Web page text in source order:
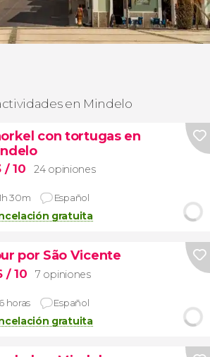
en Mindelo
con tortugas en
/ 10 24 opiniones
30m Español
gratuita
por São Vicente
/ 10 7 opiniones
6 horas Español
gratuita